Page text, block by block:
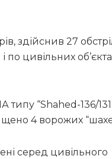
здійснив 27
цивільних
“Shahed-136/
4 ворожих
серед цивільного